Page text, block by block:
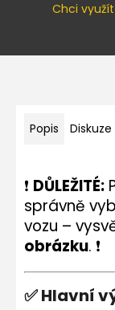
Chci
Popis Diskuze
❗ DŮLEŽITÉ:
správně
vozu –
obrázku. ❗
✅ Hlavní